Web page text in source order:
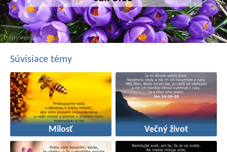
Súvisiace témy
Milosť Večný život